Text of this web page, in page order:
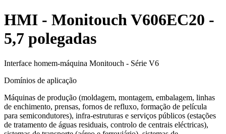
HMI - Monitouch V606EC20 -
5,7 polegadas
Interface homem-máquina Monitouch - Série V6
Domínios de aplicação
Máquinas de produção (moldagem, montagem, embalagem, linhas
de enchimento, prensas, fornos de refluxo, formação de película
para semicondutores), infra-estruturas e serviços públicos (estações
de tratamento de águas residuais, controlo de centrais eléctricas),